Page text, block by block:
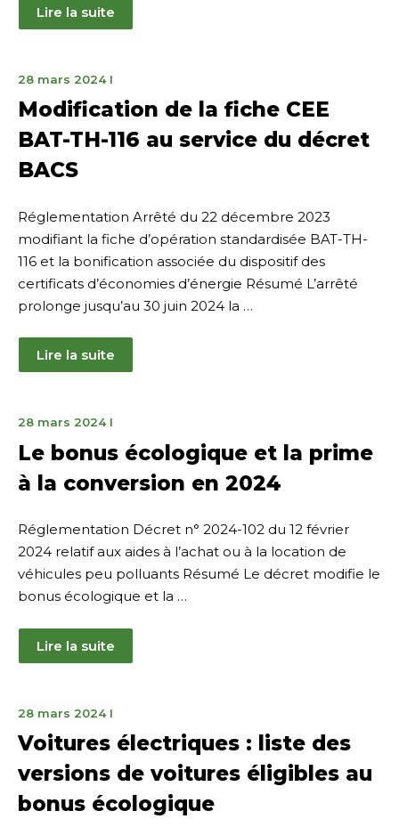
Lire la suite
28 mars 202428
mars
2024
I
Modification de la fiche CEE
BAT-TH-116 au service du décret
BACS
Réglementation Arrêté du 22 décembre 2023
modifiant la fiche d’opération standardisée BAT-TH-
116 et la bonification associée du dispositif des
certificats d’économies d’énergie Résumé L’arrêté
prolonge jusqu’au 30 juin 2024 la …
Lire la suite
28 mars 202428
2024
I
Le bonus écologique et la prime
à la conversion en 2024
Réglementation Décret n° 2024-102 du 12 février
2024 relatif aux aides à l’achat ou à la location de
véhicules peu polluants Résumé Le décret modifie le
bonus écologique et la …
Lire la suite
28 mars 202418
avril
2024
I
Voitures électriques : liste des
versions de voitures éligibles au
bonus écologique